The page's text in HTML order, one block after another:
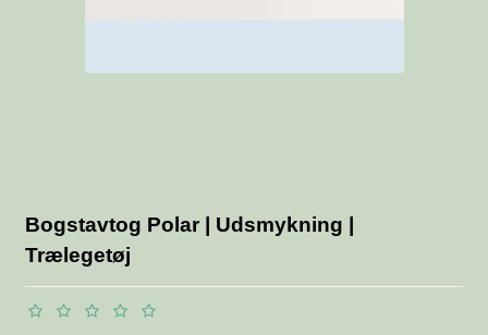
Bogstavtog Polar | Udsmykning |
Trælegetøj